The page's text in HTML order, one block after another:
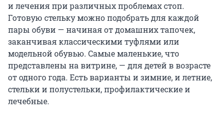
и лечения при различных проблемах стоп.
Готовую стельку можно подобрать для каждой
пары обуви — начиная от домашних тапочек,
заканчивая классическими туфлями или
модельной обувью. Самые маленькие, что
представлены на витрине, — для детей в возрасте
от одного года. Есть варианты и зимние, и летние,
стельки и полустельки, профилактические и
лечебные.